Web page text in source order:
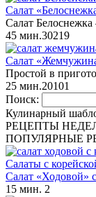
Салат
Салат
45 мин.30219
Салат
Простой в
25 мин.20101
Поиск:
Кулинарный
РЕЦЕПТЫ
ПОПУЛЯРНЫЕ
Салаты с
Салат «Ходовой»
15 мин. 2